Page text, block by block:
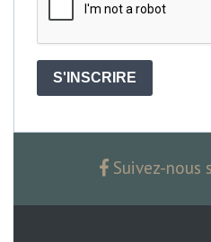
S'INSCRIRE
Suivez-nous